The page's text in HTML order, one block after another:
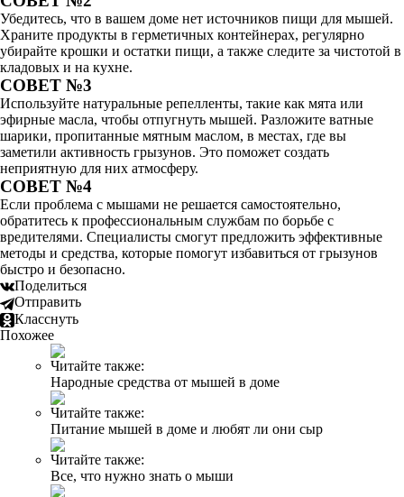
Убедитесь, что в вашем доме нет источников пищи для мышей.
Храните продукты в герметичных контейнерах, регулярно
убирайте крошки и остатки пищи, а также следите за чистотой в
кладовых и на кухне.
СОВЕТ №3
Используйте натуральные репелленты, такие как мята или
эфирные масла, чтобы отпугнуть мышей. Разложите ватные
шарики, пропитанные мятным маслом, в местах, где вы
заметили активность грызунов. Это поможет создать
неприятную для них атмосферу.
СОВЕТ №4
Если проблема с мышами не решается самостоятельно,
обратитесь к профессиональным службам по борьбе с
вредителями. Специалисты смогут предложить эффективные
методы и средства, которые помогут избавиться от грызунов
быстро и безопасно.
Поделиться
Отправить
Класснуть
Похожее
Читайте также:
Народные средства от мышей в доме
Читайте также:
Питание мышей в доме и любят ли они сыр
Читайте также:
Все, что нужно знать о мыши